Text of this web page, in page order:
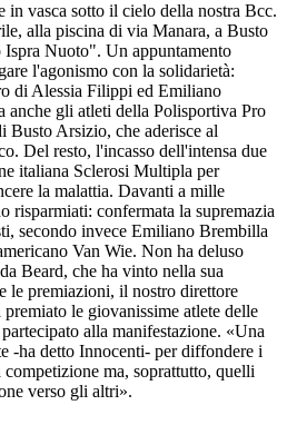
in vasca sotto il cielo della nostra Bcc.
alla piscina di via Manara, a Busto
Nuoto". Un appuntamento
l'agonismo con la solidarietà:
di Alessia Filippi ed Emiliano
anche gli atleti della Polisportiva Pro
Busto Arsizio, che aderisce al
Del resto, l'incasso dell'intensa due
italiana Sclerosi Multipla per
la malattia. Davanti a mille
risparmiati: confermata la supremazia
secondo invece Emiliano Brembilla
Van Wie. Non ha deluso
Beard, che ha vinto nella sua
le premiazioni, il nostro direttore
le giovanissime atlete delle
alla manifestazione. «Una
-ha detto Innocenti- per diffondere i
ma, soprattutto, quelli
verso gli altri».